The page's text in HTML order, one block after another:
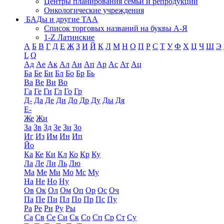
Онкологические учреждения
БАДы и другие ТАА
Список торговых названий на буквы А-Я
1-Z Латинские
А Б В Г Д Е Ж З И Й К Л М Н О П Р С Т У Ф Х Ц Ч Ш Э
L Q
Ад Ае Ак Ал Ан Ап Ар Ас Ат Ац
Ба Бе Би Бл Бо Бр Бь
Ва Ве Ви Во
Га Ге Ги Гл Го Гр
Д- Да Де Ди До Др Ду Ды Дя
Е-
Же Жи
За Зв Зд Зе Зи Зо
Иг Из Им Ин Ип
Йо
Ка Ке Ки Кл Ко Кр Ку
Ла Ле Ли Ль Лю
Ма Ме Ми Мо Мс Му
На Не Но Ну
Ов Ок Ол Ом Оп Ор Ос Оч
Па Пе Пи Пл По Пр Пс Пу
Ра Ре Ри Ру Ры
Са Св Се Си Ск Со Сп Ср Ст Су